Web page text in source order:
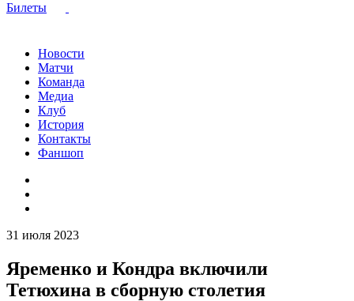
Билеты
Новости
Матчи
Команда
Медиа
Клуб
История
Контакты
Фаншоп
31 июля 2023
Яременко и Кондра включили
Тетюхина в сборную столетия